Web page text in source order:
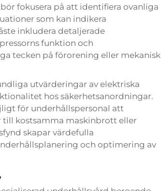
fokusera på att identifiera ovanliga
som kan indikera
inkludera detaljerade
funktion och
tecken på förorening eller mekanisk
utvärderingar av elektriska
hos säkerhetsanordningar.
för underhållspersonal att
till kostsamma maskinbrott eller
skapar värdefulla
och optimering av